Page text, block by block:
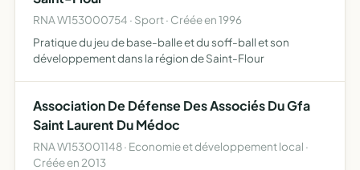
RNA W153000754 · Sport · Créée en 1996
Pratique du jeu de base-balle et du soff-ball et son
développement dans la région de Saint-Flour
Association De Défense Des Associés Du Gfa
Saint Laurent Du Médoc
RNA W153001148 · Economie et développement local ·
Créée en 2013